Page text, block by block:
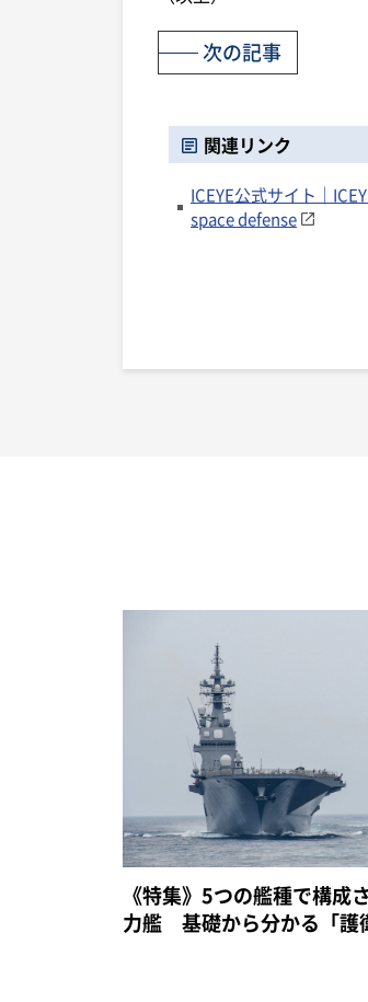
次の記事
関連リンク
ICEYE公式サイト｜
space defense
《特集》5つの艦種で構成
力艦 基礎から分かる「護